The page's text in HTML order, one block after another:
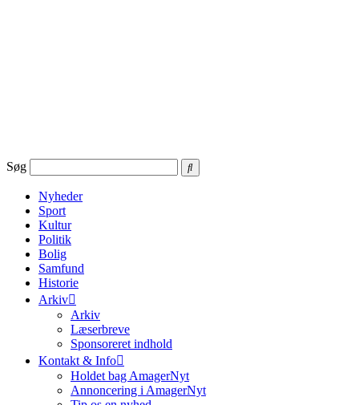
Søg
Nyheder
Sport
Kultur
Politik
Bolig
Samfund
Historie
Arkiv
Arkiv
Læserbreve
Sponsoreret indhold
Kontakt & Info
Holdet bag AmagerNyt
Annoncering i AmagerNyt